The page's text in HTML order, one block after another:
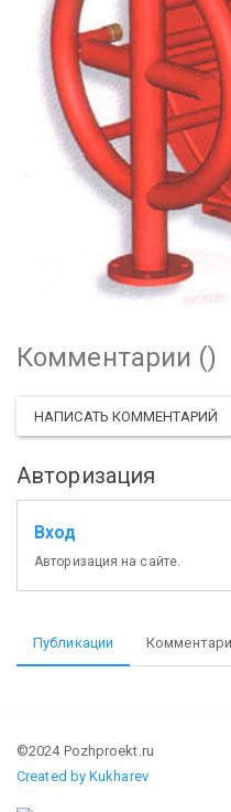
Комментарии ()
НАПИСАТЬ КОММЕНТАРИЙ
Авторизация
Вход
Авторизация на сайте.
Публикации
©2024 Pozhproekt.ru
Created by Kukharev